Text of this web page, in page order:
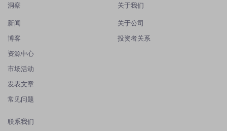
洞察
新闻
博客
资源中心
市场活动
发表文章
常见问题
关于我们
关于公司
投资者关系
联系我们